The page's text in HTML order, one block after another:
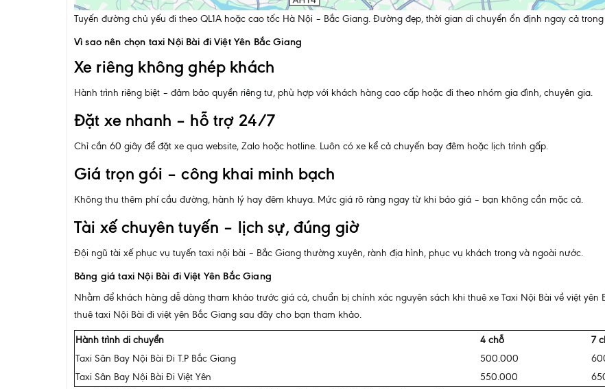
Tuyến đường chủ yếu đi theo QL1A hoặc cao tốc Hà Nội – Bắc Giang. Đường đẹp, thời gian di chuyển ổn định ngay cả
Vì sao nên chọn taxi Nội Bài đi Việt Yên Bắc Giang
Xe riêng không ghép khách
Hành trình riêng biệt – đảm bảo quyền riêng tư, phù hợp với khách hàng cao cấp hoặc đi theo nhóm gia đình, chuyên gia.
Đặt xe nhanh – hỗ trợ 24/7
Chỉ cần 60 giây để đặt xe qua website, Zalo hoặc hotline. Luôn có xe kể cả chuyến bay đêm hoặc lịch trình gấp.
Giá trọn gói – công khai minh bạch
Không thu thêm phí cầu đường, hành lý hay đêm khuya. Mức giá rõ ràng ngay từ khi báo giá – bạn không cần mặc cả.
Tài xế chuyên tuyến – lịch sự, đúng giờ
Đội ngũ tài xế phục vụ tuyến taxi nội bài – Bắc Giang thường xuyên, rành địa hình, phục vụ khách trong và ngoài nước.
Bảng giá taxi Nội Bài đi Việt Yên Bắc Giang
Nhằm để khách hàng dễ dàng tham khảo trước giá cả, chuẩn bị chính xác nguyên sách khi thuê xe Taxi Nội Bài về việt
thuê taxi Nội Bài đi việt yên Bắc Giang sau đây cho bạn tham khảo.
Hành trình di chuyển 4 chỗ 7
Taxi Sân Bay Nội Bài Đi T.P Bắc Giang
500.000
Taxi Sân Bay Nội Bài Đi Việt Yên
550.000